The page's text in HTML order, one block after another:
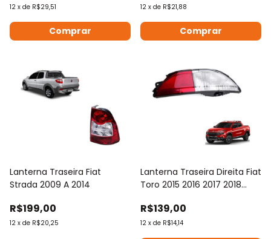
12 x de R$29,51
Comprar
12 x de R$21,88
Comprar
Lanterna Traseira Fiat
Strada 2009 A 2014
R$199,00
12 x de R$20,25
Lanterna Traseira Direita Fiat
Toro 2015 2016 2017 2018
R$139,00
12 x de R$14,14